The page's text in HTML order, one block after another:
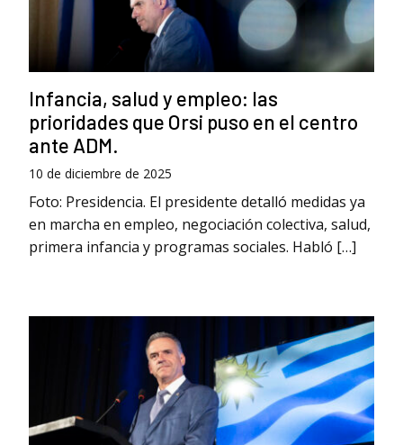
Infancia, salud y empleo: las
prioridades que Orsi puso en el centro
ante ADM.
10 de diciembre de 2025
Foto: Presidencia. El presidente detalló medidas ya
en marcha en empleo, negociación colectiva, salud,
primera infancia y programas sociales. Habló […]